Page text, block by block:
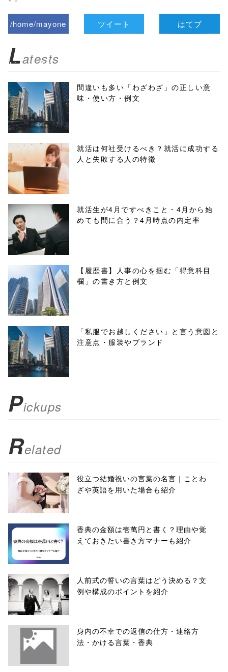
/home/mayone
biz.jp/public_ht
ml/wp-
content/themes
/tapbiz_theme/
parts/sns-
buttons.php on
line10
/1138146"
onclick="windo
w.open(this.hre
f, 'Gwindow',
'width=550,
height=450,
menubar=no,
toolbar=no,
scrollbars=yes'
false;"> シェア
ツイート はてブ
Latests
間違いも多い「わざわざ」の正しい意
味・使い方・例文
就活は何社受けるべき？就活に成功する
人と失敗する人の特徴
就活生が4月ですべきこと・4月から始
めても間に合う？4月時点の内定率
【履歴書】人事の心を掴む「得意科目
欄」の書き方と例文
「私服でお越しください」と言う意図と
注意点・服装やブランド
Pickups
Related
役立つ結婚祝いの言葉の名言｜ことわ
ざや英語を用いた場合も紹介
香典の金額は壱萬円と書く？理由や覚
えておきたい書き方マナーも紹介
人前式の誓いの言葉はどう決める？文
例や構成のポイントを紹介
身内の不幸での返信の仕方・連絡方
法・かける言葉・香典